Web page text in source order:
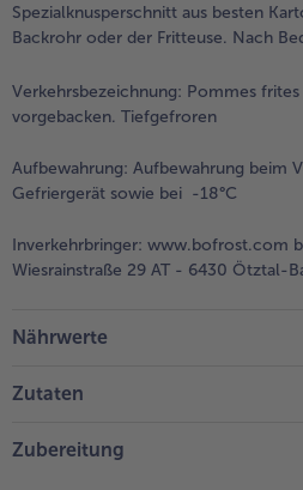
Spezialknusperschnitt aus besten
Backrohr oder der Fritteuse. Nach
Verkehrsbezeichnung: Pommes
vorgebacken. Tiefgefroren
Aufbewahrung: Aufbewahrung beim
Gefriergerät sowie bei -18°C
Inverkehrbringer: www.bofrost.com
Wiesrainstraße 29 AT - 6430 Ötztal-
Nährwerte
Zutaten
Zubereitung